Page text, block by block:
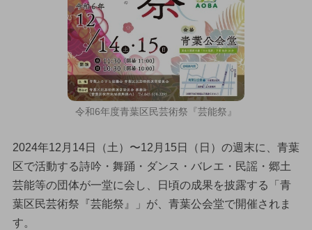
令和6年度青葉区民芸術祭『芸能祭』
2024年12月14日（土）〜12月15日（日）の週末に、青葉
区で活動する詩吟・舞踊・ダンス・バレエ・民謡・郷土
芸能等の団体が一堂に会し、日頃の成果を披露する「青
葉区民芸術祭『芸能祭』」が、青葉公会堂で開催されま
す。